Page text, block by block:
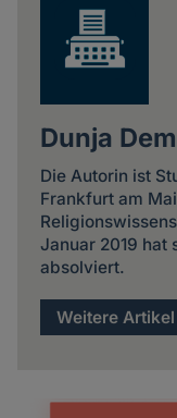
Dunja
Die Autorin ist
Frankfurt am
Januar 2019 hat
absolviert.
Weitere